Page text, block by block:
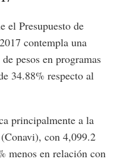
el Presupuesto de
contempla una
pesos en programas
34.88% respecto al
principalmente a la
con 4,099.2
menos en relación con